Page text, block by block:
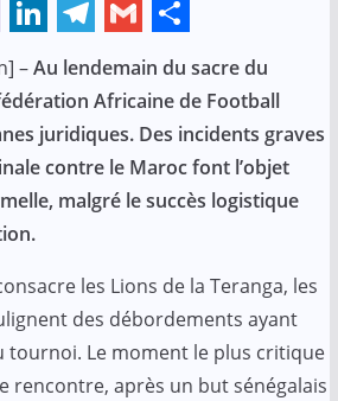
L
i
n
k
e
d
I
n
T
e
l
e
g
a
m
G
m
a
i
l
S
h
a
r
e
–Au lendemain du sacre du
Africaine de Football
juridiques. Des incidents graves
contre le Maroc font l’objet
malgré le succès logistique
les Lions de la Teranga, les
des débordements ayant
tournoi. Le moment le plus critique
rencontre, après un but sénégalais